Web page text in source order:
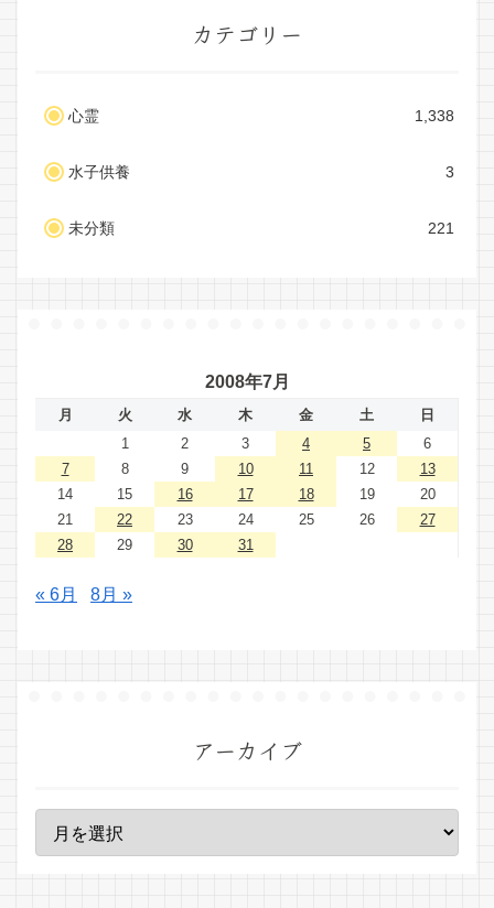
カテゴリー
心霊 1,338
水子供養 3
未分類 221
2008年7月
月 火 水 木 金 土
日
1
2 3 4 5
6
7
8 9 10 11 12
13
14
15 16 17 18 19
20
21
22 23 24 25 26
27
28
29 30 31
« 6月 8月 »
アーカイブ